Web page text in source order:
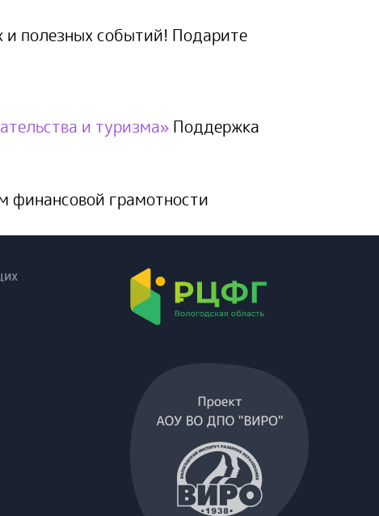
полезных событий! Подарите
и туризма» Поддержка
финансовой грамотности